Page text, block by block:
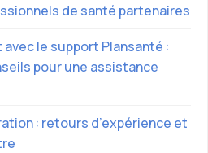
de santé partenaires
le support Plansanté :
pour une assistance
: retours d’expérience et